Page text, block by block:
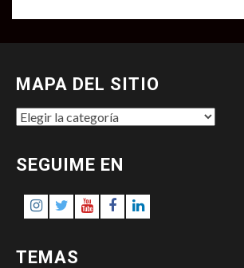
MAPA DEL SITIO
MAPA
SITIO
SEGUIME EN
Instagram
Twitter
Youtube
Facebook
LinkedIn
TEMAS